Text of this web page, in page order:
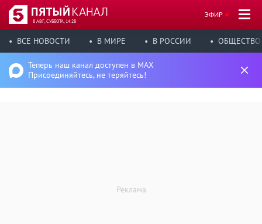
8 АВГ, СУББОТА, 14:28
ЭФИР
ВСЕ НОВОСТИ В МИРЕ В РОССИИ ОБЩЕСТВО
Теперь наш канал доступен в MAX
Присоединяйтесь, не теряйтесь!